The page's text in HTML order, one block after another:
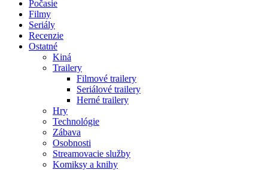
Počasie
Filmy
Seriály
Recenzie
Ostatné
Kiná
Trailery
Filmové trailery
Seriálové trailery
Herné trailery
Hry
Technológie
Zábava
Osobnosti
Streamovacie služby
Komiksy a knihy